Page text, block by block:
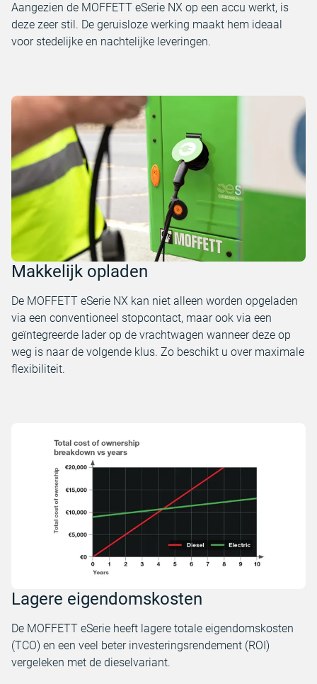
Aangezien de MOFFETT eSerie NX op een accu werkt, is
deze zeer stil. De geruisloze werking maakt hem ideaal
voor stedelijke en nachtelijke leveringen.
Makkelijk opladen
De MOFFETT eSerie NX kan niet alleen worden opgeladen
via een conventioneel stopcontact, maar ook via een
geïntegreerde lader op de vrachtwagen wanneer deze op
weg is naar de volgende klus. Zo beschikt u over maximale
flexibiliteit.
Lagere eigendomskosten
De MOFFETT eSerie heeft lagere totale eigendomskosten
(TCO) en een veel beter investeringsrendement (ROI)
vergeleken met de dieselvariant.